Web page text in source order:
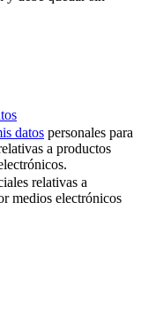
datos personales para
a productos
relativas a
medios electrónicos